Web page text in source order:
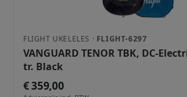
FLIGHT UKELELES · FLIGHT-6297
VANGUARD TENOR TBK, DC-
tr. Black
€ 359,00